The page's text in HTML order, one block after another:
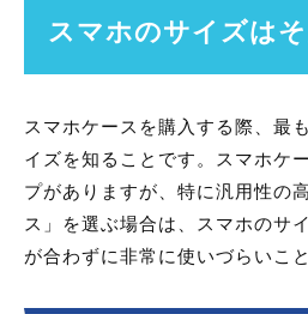
スマホのサイズは
スマホケースを購入する際、最
イズを知ることです。スマホケ
プがありますが、特に汎用性の
ス」を選ぶ場合は、スマホのサ
が合わずに非常に使いづらいこ